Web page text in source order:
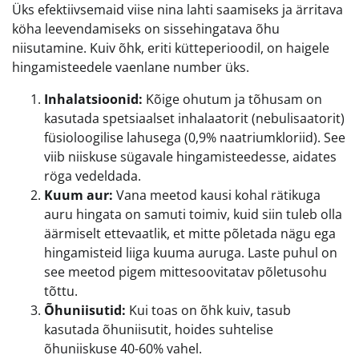
Üks efektiivsemaid viise nina lahti saamiseks ja ärritava
köha leevendamiseks on sissehingatava õhu
niisutamine. Kuiv õhk, eriti kütteperioodil, on haigele
hingamisteedele vaenlane number üks.
Inhalatsioonid: Kõige ohutum ja tõhusam on
kasutada spetsiaalset inhalaatorit (nebulisaatorit)
füsioloogilise lahusega (0,9% naatriumkloriid). See
viib niiskuse sügavale hingamisteedesse, aidates
röga vedeldada.
Kuum aur: Vana meetod kausi kohal rätikuga
auru hingata on samuti toimiv, kuid siin tuleb olla
äärmiselt ettevaatlik, et mitte põletada nägu ega
hingamisteid liiga kuuma auruga. Laste puhul on
see meetod pigem mittesoovitatav põletusohu
tõttu.
Õhuniisutid: Kui toas on õhk kuiv, tasub
kasutada õhuniisutit, hoides suhtelise
õhuniiskuse 40-60% vahel.